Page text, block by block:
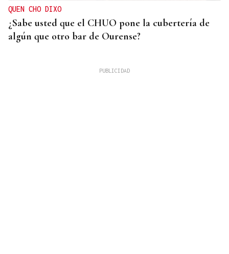
QUEN CHO DIXO
¿Sabe usted que el CHUO pone la cubertería de
algún que otro bar de Ourense?